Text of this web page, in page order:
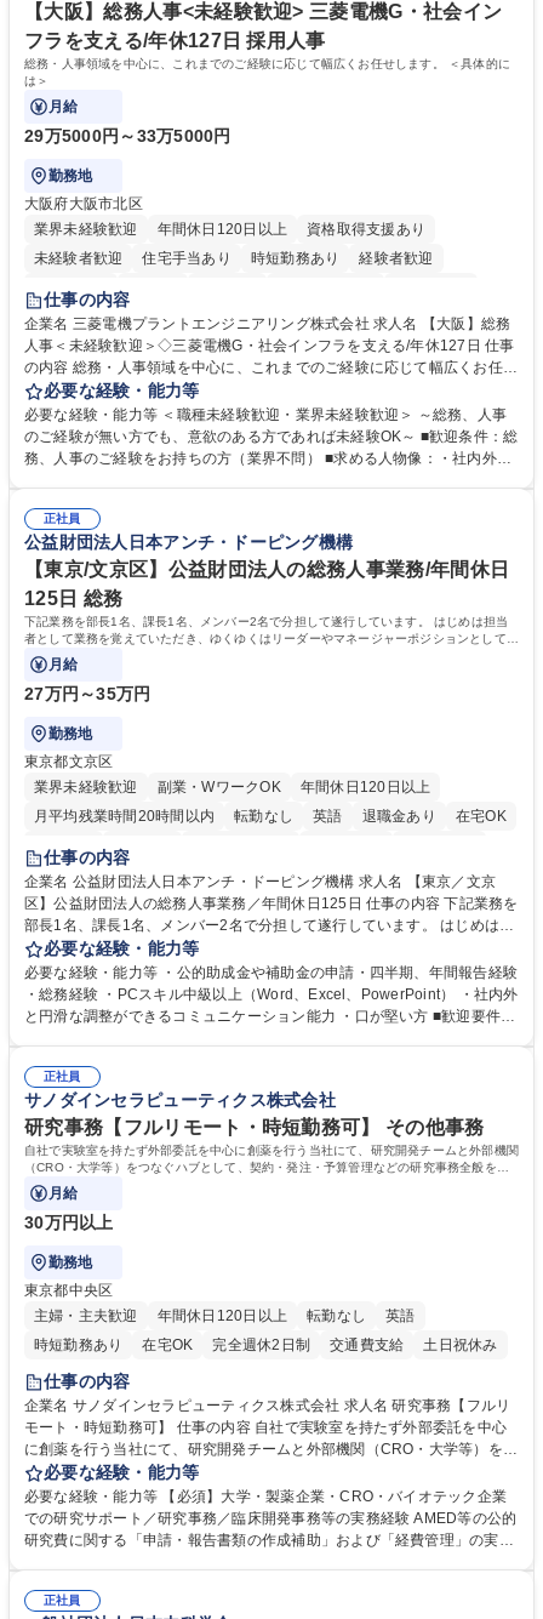
ます。 学歴・資格 学歴：大学院 大学 高専 短大 専修学校 高校 語学力：
資格：
【大阪】総務人事<未経験歓迎> 三菱電機G・社会イン
フラを支える/年休127日 採用人事
総務・人事領域を中心に、これまでのご経験に応じて幅広くお任せします。 ＜具体的に
は＞
月給
29万5000円～33万5000円
勤務地
大阪府大阪市北区
業界未経験歓迎
年間休日120日以上
資格取得支援あり
未経験者歓迎
住宅手当あり 時短勤務あり
経験者歓迎
退職金あり
駅近5分以内
土日祝休み 服装自由 寮・社宅あり 食事補助あり
仕事の内容
企業名 三菱電機プラントエンジニアリング株式会社 求人名 【大阪】総務
人事＜未経験歓迎＞◇三菱電機G・社会インフラを支える/年休127日 仕事
の内容 総務・人事領域を中心に、これまでのご経験に応じて幅広くお任せ
します。 ＜具体的には＞ ・総務/人事労務（給与・社保・勤怠管理など）
・採用・教育研修 ・福利厚生運用 など ※基本的には事務所勤務ですが、
採用や教育等の業務内容により、関西圏以外への日帰り・宿泊を伴う国内
出張もございます。 ※担当業務を持ちつつ、お互いに助け合いながら、総
必要な経験・能力等
必要な経験・能力等 ＜職種未経験歓迎・業界未経験歓迎＞ ～総務、人事
のご経験が無い方でも、意欲のある方であれば未経験OK～ ■歓迎条件：総
務、人事のご経験をお持ちの方（業界不問） ■求める人物像：・社内外の
正社員
公益財団法人日本アンチ・ドーピング機構
【東京/文京区】公益財団法人の総務人事業務/年間休日
125日 総務
下記業務を部長1名、課長1名、メンバー2名で分担して遂行しています。 はじめは担当
者として業務を覚えていただき、ゆくゆくはリーダーやマネージャーポジションとして活
躍いただくことを期待しています。
月給
27万円～35万円
勤務地
東京都文京区
業界未経験歓迎
副業・WワークOK
年間休日120日以上
月平均残業時間20時間以内
転勤なし 英語 退職金あり
在宅OK
賞与あり
育休あり
食事補助あり
仕事の内容
企業名 公益財団法人日本アンチ・ドーピング機構 求人名 【東京／文京
区】公益財団法人の総務人事業務／年間休日125日 仕事の内容 下記業務を
部長1名、課長1名、メンバー2名で分担して遂行しています。 はじめは担
当者として業務を覚えていただき、ゆくゆくはリーダーやマネージャーポ
ジションとして活躍いただくことを期待しています。 【総務・人事グルー
プの業務内容】 ・人事制度関連 ・採用活動 ・教育研修の企画、実行 ・勤
怠管理 ・官公庁への各種提出 ・法定の会議運営（評議員会、理事会） ・
管理 ・福利厚生関連 ・職員からの問合せ、相談対応 ・その他日常の総務
業務全般 募集職種 【東京／文京区】公益財団法人の総務人事業務／年間
休日125日
必要な経験・能力等
必要な経験・能力等 ・公的助成金や補助金の申請・四半期、年間報告経験
・総務経験 ・PCスキル中級以上（Word、Excel、PowerPoint） ・社内外
と円滑な調整ができるコミュニケーション能力 ・口が堅い方 ■歓迎要件
正社員
サノダインセラピューティクス株式会社
研究事務【フルリモート・時短勤務可】 その他事務
自社で実験室を持たず外部委託を中心に創薬を行う当社にて、研究開発チームと外部機関
（CRO・大学等）をつなぐハブとして、契約・発注・予算管理などの研究事務全般をお
任せします。
月給
30万円以上
勤務地
東京都中央区
主婦・主夫歓迎
年間休日120日以上 転勤なし
英語
時短勤務あり
在宅OK 完全週休2日制 交通費支給 土日祝休み
仕事の内容
企業名 サノダインセラピューティクス株式会社 求人名 研究事務【フルリ
モート・時短勤務可】 仕事の内容 自社で実験室を持たず外部委託を中心
に創薬を行う当社にて、研究開発チームと外部機関（CRO・大学等）をつ
なぐハブとして、契約・発注・予算管理などの研究事務全般をお任せしま
す。 ■見積取得、発注、検収、請求処理等の事務手続き ■委託先との定例
会議の調整・アジェンダ準備・議事録作成 ■研究報告書、試験関連資料、
SOP等の整備・版管理・保管 ■研究開発の進捗・タイムライン・予算執行
集職種 研究事務【フルリモート・時短勤務可】
必要な経験・能力等
必要な経験・能力等 【必須】大学・製薬企業・CRO・バイオテック企業
での研究サポート／研究事務／臨床開発事務等の実務経験 AMED等の公的
研究費に関する「申請・報告書類の作成補助」および「経費管理」の実務
き方について】フルリモートやハイブリッド勤務、時短勤務など個々のラ
正社員